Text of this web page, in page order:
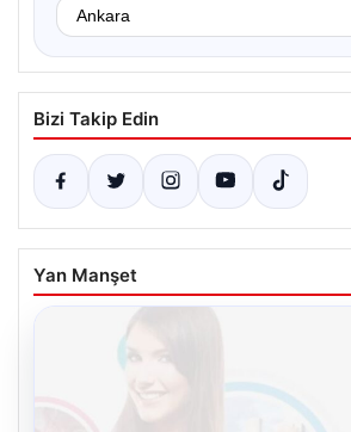
Bizi Takip Edin
Yan Manşet